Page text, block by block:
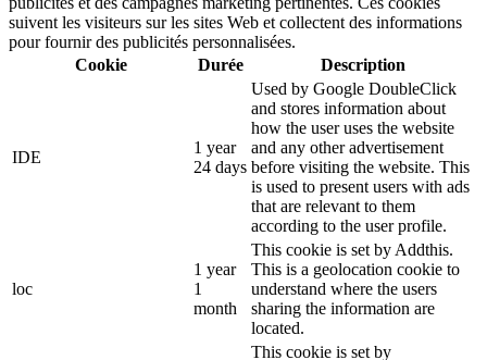
suivent les visiteurs sur les sites Web et collectent des informations
pour fournir des publicités personnalisées.
Cookie
Durée Description
IDE
1 year
24 days
Used by Google DoubleClick
and stores information about
how the user uses the website
and any other advertisement
before visiting the website. This
is used to present users with ads
that are relevant to them
according to the user profile.
loc
1 year
1
month
This cookie is set by Addthis.
This is a geolocation cookie to
understand where the users
sharing the information are
located.
This cookie is set by